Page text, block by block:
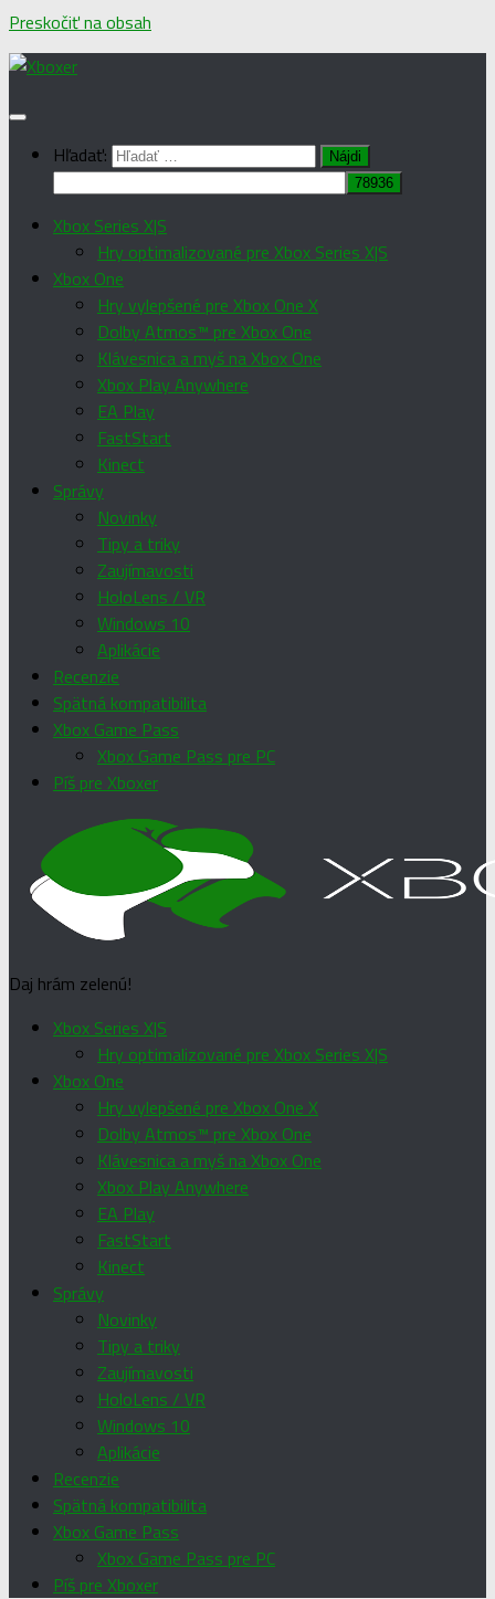
Preskočiť na obsah
Hľadať:
Xbox Series X|S
Hry optimalizované pre Xbox Series X|S
Xbox One
Hry vylepšené pre Xbox One X
Dolby Atmos™ pre Xbox One
Klávesnica a myš na Xbox One
Xbox Play Anywhere
EA Play
FastStart
Kinect
Správy
Novinky
Tipy a triky
Zaujímavosti
HoloLens / VR
Windows 10
Aplikácie
Recenzie
Spätná kompatibilita
Xbox Game Pass
Xbox Game Pass pre PC
Píš pre Xboxer
Daj hrám zelenú!
Xbox Series X|S
Hry optimalizované pre Xbox Series X|S
Xbox One
Hry vylepšené pre Xbox One X
Dolby Atmos™ pre Xbox One
Klávesnica a myš na Xbox One
Xbox Play Anywhere
EA Play
FastStart
Kinect
Správy
Novinky
Tipy a triky
Zaujímavosti
HoloLens / VR
Windows 10
Aplikácie
Recenzie
Spätná kompatibilita
Xbox Game Pass
Xbox Game Pass pre PC
Píš pre Xboxer